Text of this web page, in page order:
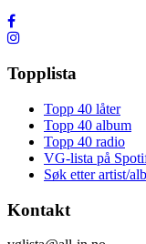
Topplista
Topp 40 låter
Topp 40 album
Topp 40 radio
VG-lista på
Søk etter artist/
Kontakt